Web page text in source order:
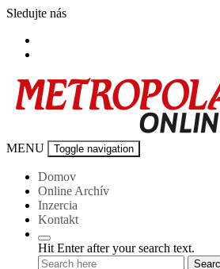
Skip
content
Sledujte nás
Metropola-
MENU Toggle navigation
Domov
Online Archív
Inzercia
Kontakt
Hit Enter after your search text.